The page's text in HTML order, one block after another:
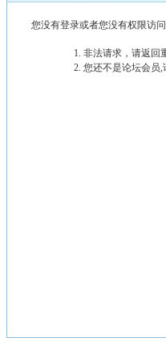
您没有登录或者您没有权限访
非法请求，请返回
您还不是论坛会员,